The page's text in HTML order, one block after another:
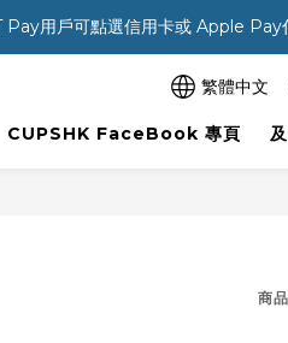
用戶可點選信用卡或 Apple Pay
繁體中文
CUPSHK FaceBook 專頁
商